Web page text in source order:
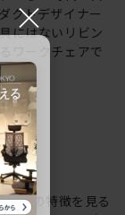
クトデザイナー
にはないリビン
ワークチェアで
ーズの特徴を見る
×